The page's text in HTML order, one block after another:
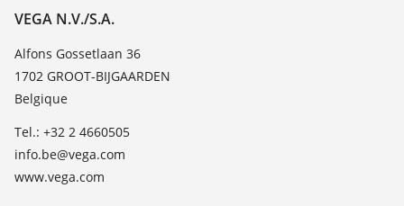
Liste de compatibilité chimique
TeamViewer
À propos de VEGA
Contact
News
Presse
Blog
VEGA N.V./S.A.
Alfons Gossetlaan 36
1702 GROOT-BIJGAARDEN
Belgique
Tel.: +32 2 4660505
info.be@vega.com
www.vega.com